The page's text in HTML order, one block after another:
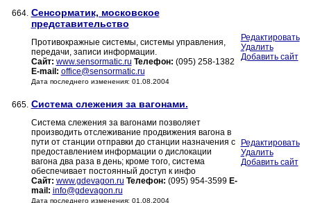
664. Сенсорматик, московское
представительство
Противокражные системы, системы управления,
передачи, записи информации.
Сайт: www.sensormatic.ru Телефон: (095) 258-1382
E-mail: office@sensormatic.ru
Дата последнего изменения: 01.08.2004
Редактировать
Удалить
Добавить сайт
665. Система слежения за вагонами.
Система слежения за вагонами позволяет
производить отслеживание продвижения вагона в
пути от станции отправки до станции назначения с
предоставлением информации о дислокации
вагона два раза в день; кроме того, система
обеспечивает постоянный доступ к инфо
Сайт: www.gdevagon.ru Телефон: (095) 954-3599 E-
mail: info@gdevagon.ru
Дата последнего изменения: 01.08.2004
Редактировать
Удалить
Добавить сайт